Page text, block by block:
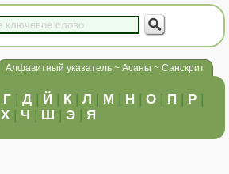
Алфавитный указатель ~ Асаны ~ Санскрит
Г | Д | Й | К | Л | М | Н | О | П | Р |
Х | Ч | Ш | Э | Я